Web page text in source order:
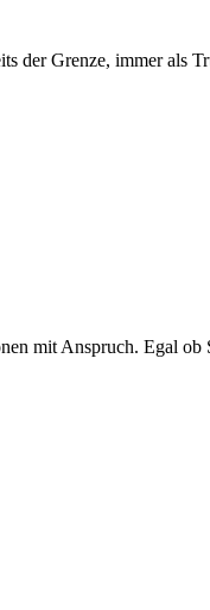
der Grenze, immer als
mit Anspruch. Egal